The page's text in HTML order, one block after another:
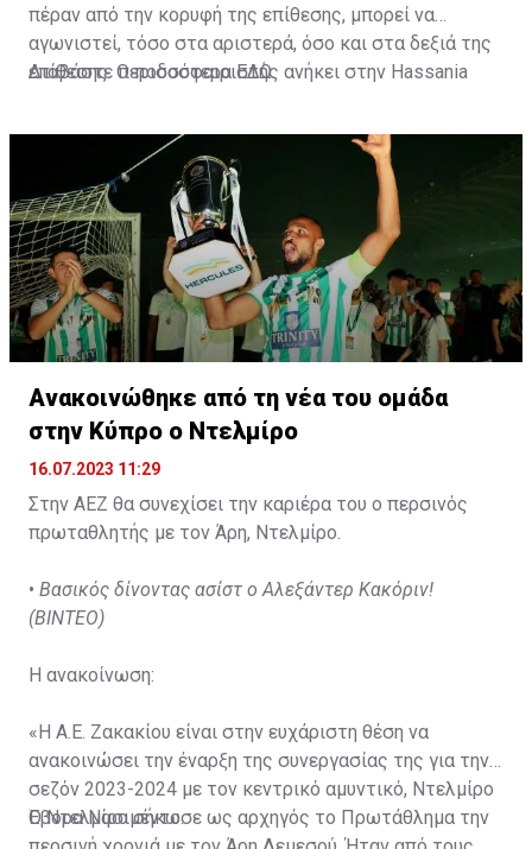
πέραν από την κορυφή της επίθεσης, μπορεί να
αγωνιστεί, τόσο στα αριστερά, όσο και στα δεξιά της
επίθεσης. Ο ποδοσφαιριστής ανήκει στην Hassania
2026.
Διαβάστε περισσότεραΕΔΩ.
Ανακοινώθηκε από τη νέα του ομάδα
στην Κύπρο ο Ντελμίρο
16.07.2023 11:29
Στην ΑΕΖ θα συνεχίσει την καριέρα του ο περσινός
πρωταθλητής με τον Άρη, Ντελμίρο.
• Βασικός δίνοντας ασίστ ο Αλεξάντερ Κακόριν!
(ΒΙΝΤΕΟ)
Η ανακοίνωση:
«Η Α.Ε. Ζακακίου είναι στην ευχάριστη θέση να
ανακοινώσει την έναρξη της συνεργασίας της για την
σεζόν 2023-2024 με τον κεντρικό αμυντικό, Ντελμίρο
Έβορα Νασιμέντο.
Ο Ντελμίρο σήκωσε ως αρχηγός το Πρωτάθλημα την